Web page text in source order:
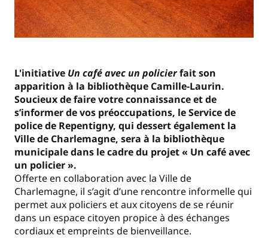
L'initiative Un café avec un policierfait son
apparition à la bibliothèque Camille-Laurin.
Soucieux de faire votre connaissance et de
s’informer de vos préoccupations, le Service de
police de Repentigny, qui dessert également la
Ville de Charlemagne, sera à la bibliothèque
municipale dans le cadre du projet « Un café avec
un policier ».
Offerte en collaboration avec la Ville de
Charlemagne, il s’agit d’une rencontre informelle qui
permet aux policiers et aux citoyens de se réunir
dans un espace citoyen propice à des échanges
cordiaux et empreints de bienveillance.